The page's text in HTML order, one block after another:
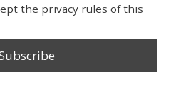
the privacy rules of this